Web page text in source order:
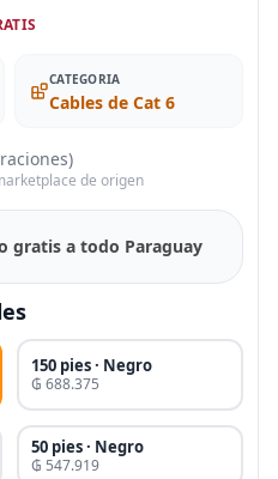
CATEGORIA
Cables de Cat 6
de origen
gratis a todo Paraguay
150 pies · Negro
₲ 688.375
50 pies · Negro
₲ 547.919